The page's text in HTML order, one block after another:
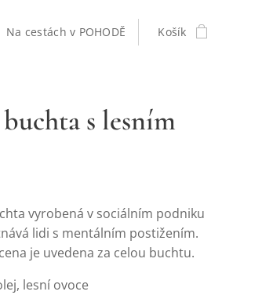
Na cestách v POHODĚ Košík
s lesním
vyrobená v sociálním podniku
lidi s mentálním postižením.
je uvedena za celou buchtu.
lesní ovoce